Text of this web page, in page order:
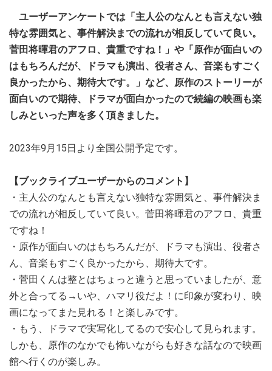
ユーザーアンケートでは「主人公のなんとも言えない独
特な雰囲気と、事件解決までの流れが相反していて良い。
菅田将暉君のアフロ、貴重ですね！」や「原作が面白いの
はもちろんだが、ドラマも演出、役者さん、音楽もすごく
良かったから、期待大です。」など、原作のストーリーが
面白いので期待、ドラマが面白かったので続編の映画も楽
しみといった声を多く頂きました。
2023年9月15日より全国公開予定です。
【ブックライブユーザーからのコメント】
・主人公のなんとも言えない独特な雰囲気と、事件解決ま
での流れが相反していて良い。菅田将暉君のアフロ、貴重
ですね！
・原作が面白いのはもちろんだが、ドラマも演出、役者さ
ん、音楽もすごく良かったから、期待大です。
・菅田くんは整とはちょっと違うと思っていましたが、意
外と合ってる→いや、ハマリ役だよ！に印象が変わり、映
画になってまた見れる！と楽しみです。
・もう、ドラマで実写化してるので安心して見られます。
しかも、原作のなかでも怖いながらも好きな話なので映画
館へ行くのが楽しみ。